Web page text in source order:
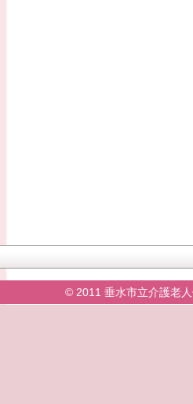
© 2011 垂水市立介護老